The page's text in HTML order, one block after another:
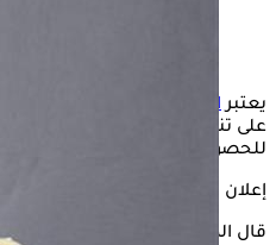
يعتبرالموز
على تناولها، في حين يختلف
للحصول على فوائده الصحية.
إعلان
قال الدكتور أمير خان، أخصائي